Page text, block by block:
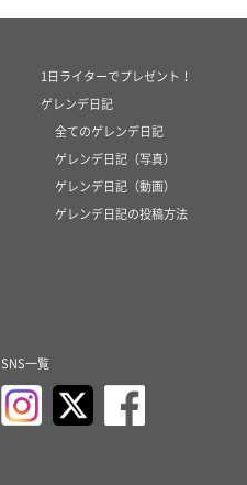
1日ライターでプレゼント！
ゲレンデ日記
全てのゲレンデ日記
ゲレンデ日記（写真）
ゲレンデ日記（動画）
ゲレンデ日記の投稿方法
SNS一覧